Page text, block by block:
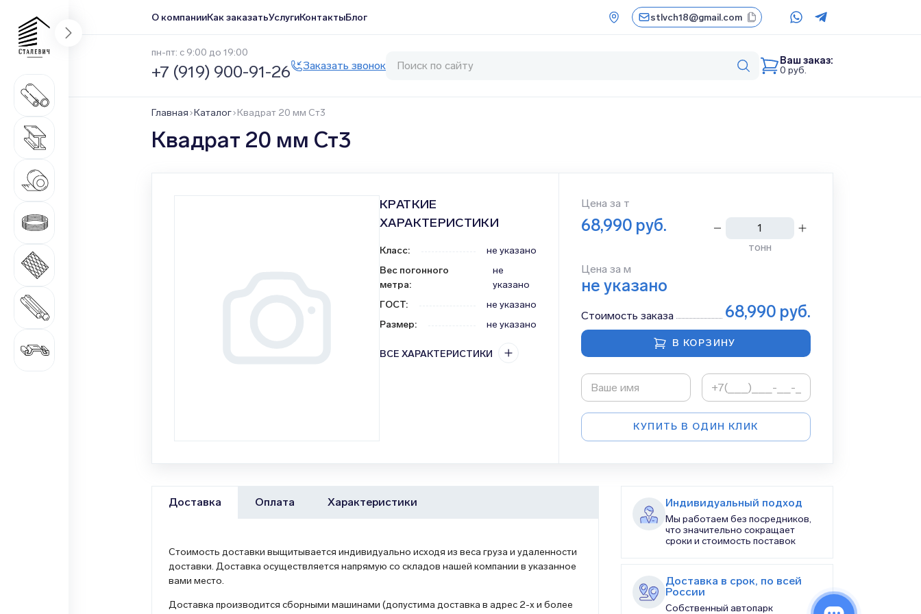
О компанииКак заказатьУслугиКонтактыБлог stlvch18@gmail.com
пн-пт: с 9:00 до 19:00
+7 (919) 900-91-26 Заказать звонок
Ваш заказ:
0 руб.
Главная Каталог Квадрат 20 мм Ст3
Квадрат 20 мм Ст3
КРАТКИЕ
ХАРАКТЕРИСТИКИ
Класс:
не указано
Вес погонного
метра:
не
указано
ГОСТ:
не указано
Размер: не указано
ВСЕ ХАРАКТЕРИСТИКИ
Цена за т
68,990 руб.
тонн
Цена за м
не указано
Стоимость заказа 68,990 руб.
В КОРЗИНУ
КУПИТЬ В ОДИН КЛИК
Доставка Оплата Характеристики
Стоимость доставки выщитывается индивидуально исходя из веса груза и удаленности
доставки. Доставка осуществляется напрямую со складов нашей компании в указанное
вами место.
Доставка производится сборными машинами (допустима доставка в адрес 2-х и более
Индивидуальный подход
Мы работаем без посредников,
что значительно сокращает
сроки и стоимость поставок
Доставка в срок, по всей
России
Собственный автопарк